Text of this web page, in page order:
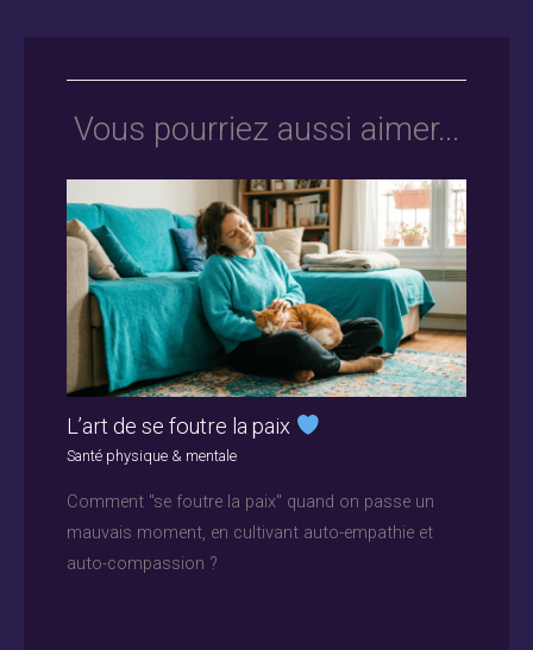
Vous pourriez aussi aimer...
L’art de se foutre la paix
Santé physique & mentale
Comment "se foutre la paix" quand on passe un
mauvais moment, en cultivant auto-empathie et
auto-compassion ?